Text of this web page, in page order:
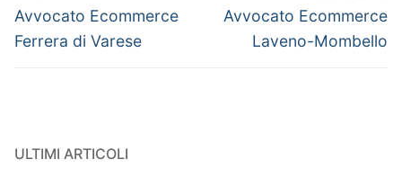
Avvocato Ecommerce
Ferrera di Varese
Avvocato Ecommerce
Laveno-Mombello
ULTIMI ARTICOLI